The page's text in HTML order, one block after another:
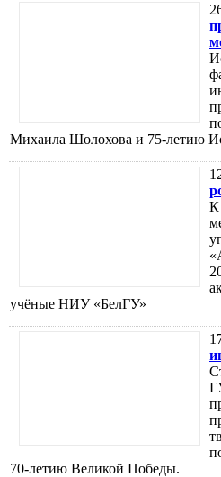
Михаила Шолохова и 75-летию
К
учёные НИУ «БелГУ»
70-летию Великой Победы.